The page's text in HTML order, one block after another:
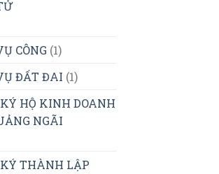
CÔNG (1)
ĐẤT ĐAI (1)
HỘ KINH DOANH
NGÃI
THÀNH LẬP